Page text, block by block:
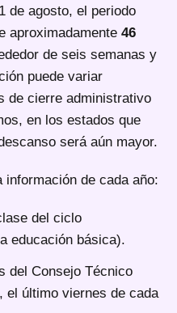
de agosto, el periodo
aproximadamente 46
de seis semanas y
puede variar
de cierre administrativo
en los estados que
será aún mayor.
de cada año:
del ciclo
educación básica).
del Consejo Técnico
el último viernes de cada